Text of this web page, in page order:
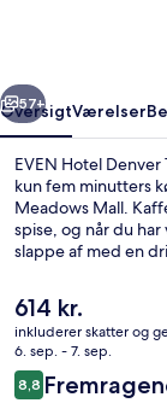
by
IHG
Næste
57+
OversigtVærelser
EVEN Hotel
kun fem minutters
Meadows Mall.
spise, og når du
slappe af med en
stedets
Dry Creek Station
Den
nuværende
pris
er
614 kr.
614 kr.
inkluderer skatter og
6. sep. - 7. sep.
Anmeldelser
8,88,8 ud af 10.